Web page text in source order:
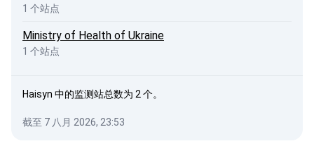
1 个站点
Ministry of Health of Ukraine
1 个站点
Haisyn 中的监测站总数为 2 个。
截至 7 八月 2026, 23:53